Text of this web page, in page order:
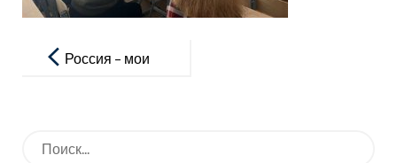
записям
Россия – мои
Искать: